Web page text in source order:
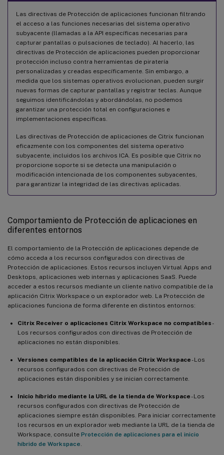
Las directivas de Protección de aplicaciones funcionan filtrando
el acceso a las funciones necesarias del sistema operativo
subyacente (llamadas a la API específicas necesarias para
capturar pantallas o pulsaciones de teclado). Al hacerlo, las
directivas de Protección de aplicaciones pueden proporcionar
protección incluso contra herramientas de piratería
personalizadas y creadas específicamente. Sin embargo, a
medida que los sistemas operativos evolucionan, pueden surgir
nuevas formas de capturar pantallas y registrar teclas. Aunque
seguimos identificándolas y abordándolas, no podemos
garantizar una protección total en configuraciones e
implementaciones específicas.
Las directivas de Protección de aplicaciones de Citrix funcionan
eficazmente con los componentes del sistema operativo
subyacente, incluidos los archivos ICA. Es posible que Citrix no
proporcione soporte si se detecta una manipulación o
modificación intencionada de los componentes subyacentes,
para garantizar la integridad de las directivas aplicadas.
Comportamiento de Protección de aplicaciones en
diferentes entornos
El comportamiento de la Protección de aplicaciones depende de
cómo acceda a los recursos configurados con directivas de
Protección de aplicaciones. Estos recursos incluyen Virtual Apps and
Desktops, aplicaciones web internas y aplicaciones SaaS. Puede
acceder a estos recursos mediante un cliente nativo compatible de la
aplicación Citrix Workspace o un explorador web. La Protección de
aplicaciones funciona de forma diferente en distintos entornos:
Citrix Receiver o aplicaciones Citrix Workspace no compatibles-
Los recursos configurados con directivas de Protección de
aplicaciones no están disponibles.
Versiones compatibles de la aplicación Citrix Workspace- Los
recursos configurados con directivas de Protección de
aplicaciones están disponibles y se inician correctamente.
Inicio híbrido mediante la URL de la tienda de Workspace- Los
recursos configurados con directivas de Protección de
aplicaciones siempre están disponibles. Para iniciar correctamente
los recursos en un explorador web mediante la URL de la tienda de
Workspace, consulte Protección de aplicaciones para el inicio
híbrido de Workspace